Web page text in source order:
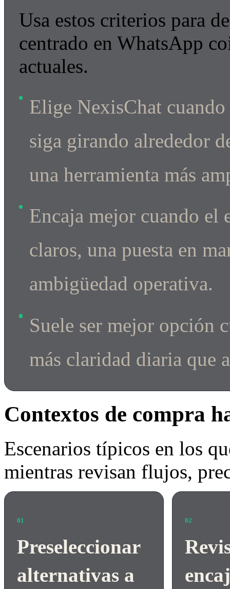
Usa estos criterios para
centrado en WhatsApp
actuales.
Elige NexisChat
siga girando alrededor
una herramienta más
Encaja mejor cuando el
claros, una puesta en
ambigüedad operativa.
Suele ser mejor opción
más claridad diaria que
Contextos de compra
Escenarios típicos en los
mientras revisan flujos,
01
Preseleccionar
alternativas a
02